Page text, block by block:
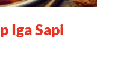
Iga Sapi